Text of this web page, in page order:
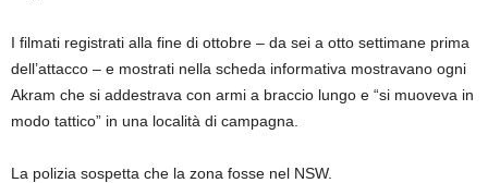
I filmati registrati alla fine di ottobre – da sei a otto settimane prima
dell’attacco – e mostrati nella scheda informativa mostravano ogni
Akram che si addestrava con armi a braccio lungo e “si muoveva in
modo tattico” in una località di campagna.
La polizia sospetta che la zona fosse nel NSW.